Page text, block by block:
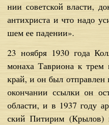
нии со­вет­ской вла­сти,
ан­ти­хри­ста и что на­до
шем ее па­де­нии».
23 но­яб­ря 1930 го­да
мо­на­ха Та­ври­о­на к
край, и он был от­прав­лен
окон­ча­нии ссыл­ки он
об­ла­сти, и в 1937 го­ду
ский Пи­ти­рим (Кры­лов)